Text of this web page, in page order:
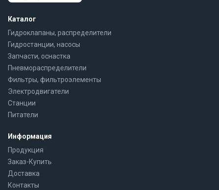
Каталог
Гидроклапаны, распределители
Гидростанции, насосы
Запчасти, оснастка
Пневмораспределители
Фильтры, фильтроэлементы
Электродвигатели
Станции
Питатели
Информация
Продукция
Заказ-Купить
Доставка
Контакты